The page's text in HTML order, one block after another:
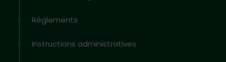
Règlements
Instructions administratives